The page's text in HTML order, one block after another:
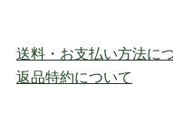
送料・お支払い方法に
返品特約について